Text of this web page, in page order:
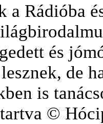
a Rádióba
és
de
is
©